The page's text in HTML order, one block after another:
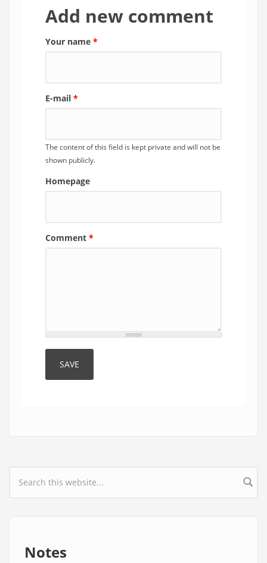
Add new comment
Your name *
E-mail *
The content of this field is kept private and will not be
shown publicly.
Homepage
Comment *
Search form
Notes